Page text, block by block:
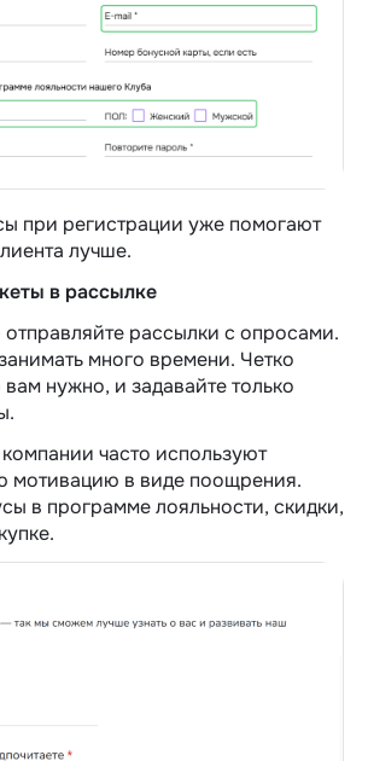
при регистрации уже помогают
лучше.
в рассылке
отправляйте рассылки с опросами.
много времени. Четко
вам нужно, и задавайте только
компании часто используют
мотивацию в виде поощрения.
в программе лояльности, скидки,